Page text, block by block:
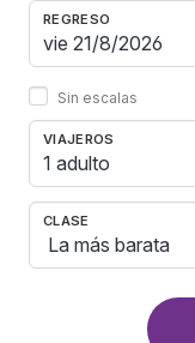
REGRESO
Sin escalas
VIAJEROS
1 adulto
CLASE